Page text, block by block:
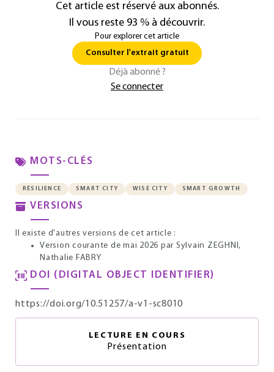
Cet article est réservé aux abonnés.
Il vous reste 93 % à découvrir.
Pour explorer cet article
Consulter l'extrait gratuit
Déjà abonné ?
Se connecter
MOTS-CLÉS
RÉSILIENCE SMART CITY WISE CITY SMART GROWTH
VERSIONS
Il existe d'autres versions de cet article :
Version courante de mai 2026 par Sylvain ZEGHNI,
Nathalie FABRY
DOI (DIGITAL OBJECT IDENTIFIER)
https://doi.org/10.51257/a-v1-sc8010
LECTURE EN COURS
Présentation